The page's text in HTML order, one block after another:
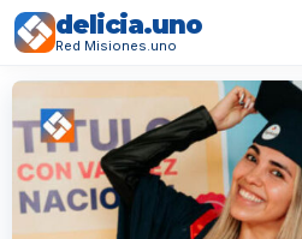
delicia.uno
Red Misiones.uno